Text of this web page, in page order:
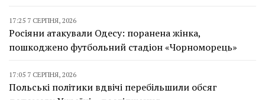
17:25 7 СЕРПНЯ, 2026
Росіяни атакували Одесу: поранена жінка,
пошкоджено футбольний стадіон «Чорноморець»
17:05 7 СЕРПНЯ, 2026
Польські політики вдвічі перебільшили обсяг